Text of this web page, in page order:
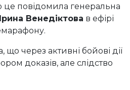
це повідомила генеральна
Ірина Венедіктова в ефірі
що через активні бойові дії
доказів, але слідство